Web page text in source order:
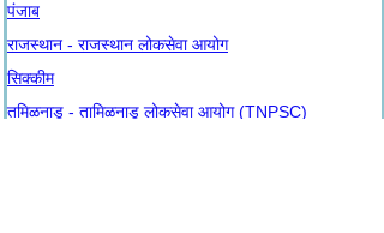
पंजाब
राजस्थान - राजस्थान लोकसेवा आयोग
सिक्कीम
तमिळनाडू - तामिळनाडू लोकसेवा आयोग (TNPSC)